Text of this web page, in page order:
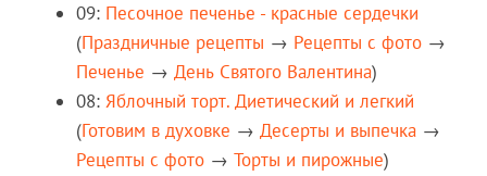
09: Песочное печенье - красные сердечки
(Праздничные рецепты → Рецепты c фото →
Печенье → День Святого Валентина)
08: Яблочный торт. Диетический и легкий
(Готовим в духовке → Десерты и выпечка →
Рецепты c фото → Торты и пирожные)